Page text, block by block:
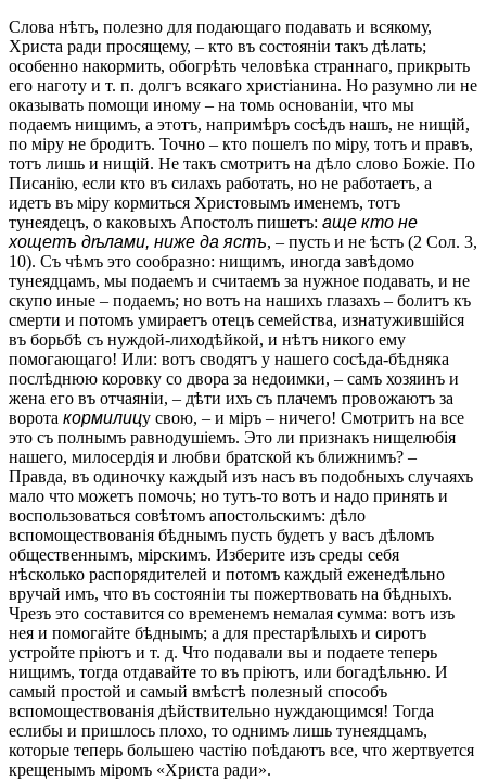
Слова нѣтъ, полезно для подающаго подавать и всякому,
Христа ради просящему, – кто въ состояніи такъ дѣлать;
особенно накормить, обогрѣть человѣка страннаго, прикрыть
его наготу и т. п. долгъ всякаго христіанина. Но разумно ли не
оказывать помощи иному – на томь основаніи, что мы
подаемъ нищимъ, а этотъ, напримѣръ сосѣдъ нашъ, не нищій,
по міру не бродитъ. Точно – кто пошелъ по міру, тотъ и правъ,
тотъ лишь и нищій. Не такъ смотритъ на дѣло слово Божіе. По
Писанію, если кто въ силахъ работать, но не работаетъ, а
идетъ въ міру кормиться Христовымъ именемъ, тотъ
тунеядецъ, о каковыхъ Апостолъ пишетъ: аще кто не
хощетъ дѣлами, ниже да ястъ, – пусть и не ѣстъ (2 Сол. 3,
10). Съ чѣмъ это сообразно: нищимъ, иногда завѣдомо
тунеядцамъ, мы подаемъ и считаемъ за нужное подавать, и не
скупо иные – подаемъ; но вотъ на нашихъ глазахъ – болитъ къ
смерти и потомъ умираетъ отецъ семейства, изнатужившійся
въ борьбѣ съ нуждой-лиходѣйкой, и нѣтъ никого ему
помогающаго! Или: вотъ сводятъ у нашего сосѣда-бѣдняка
послѣднюю коровку со двора за недоимки, – самъ хозяинъ и
жена его въ отчаяніи, – дѣти ихъ съ плачемъ провожаютъ за
ворота кормилицу свою, – и міръ – ничего! Смотритъ на все
это съ полнымъ равнодушіемъ. Это ли признакъ нищелюбія
нашего, милосердія и любви братской къ ближнимъ? –
Правда, въ одиночку каждый изъ насъ въ подобныхъ случаяхъ
мало что можетъ помочь; но тутъ-то вотъ и надо принять и
воспользоваться совѣтомъ апостольскимъ: дѣло
вспомоществованія бѣднымъ пусть будетъ у васъ дѣломъ
общественнымъ, мірскимъ. Изберите изъ среды себя
нѣсколько распорядителей и потомъ каждый еженедѣльно
вручай имъ, что въ состояніи ты пожертвовать на бѣдныхъ.
Чрезъ это составится со временемъ немалая сумма: вотъ изъ
нея и помогайте бѣднымъ; а для престарѣлыхъ и сиротъ
устройте пріютъ и т. д. Что подавали вы и подаете теперь
нищимъ, тогда отдавайте то въ пріютъ, или богадѣльню. И
самый простой и самый вмѣстѣ полезный способъ
вспомоществованія дѣйствительно нуждающимся! Тогда
еслибы и пришлось плохо, то однимъ лишь тунеядцамъ,
которые теперь большею частію поѣдаютъ все, что жертвуется
крещенымъ міромъ «Христа ради».